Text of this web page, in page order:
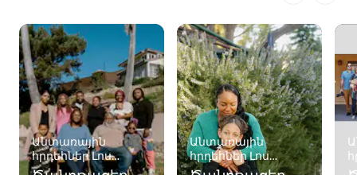
Անտառային
հրդեհներ Լոս
Անջելեսում
Անտառային
հրդեհներ Լոս
Անջելեսում